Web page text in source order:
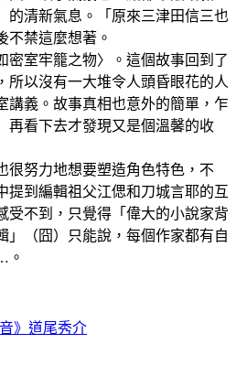
的清新氣息。「原來三津田信三也
不禁這麼想著。
密室牢籠之物〉。這個故事回到了
所以沒有一大堆令人頭昏眼花的人
講義。故事真相也意外的簡單，乍
再看下去才發現又是個溫馨的收
很努力地想要塑造角色特色，不
到編輯祖父江偲和刀城言耶的互
受不到，只覺得「偉大的小說家背
」（囧）只能說，每個作家都有自
。
》道尾秀介